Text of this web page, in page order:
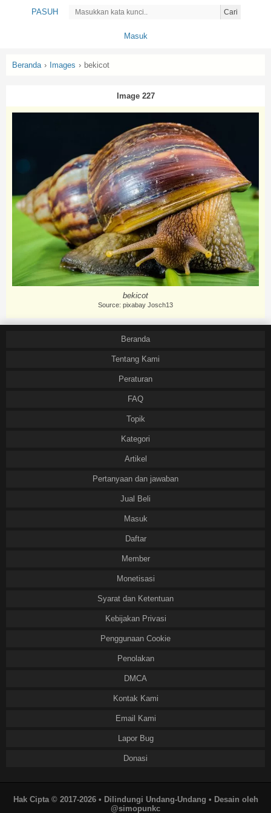
PASUH Cari
Masuk
Beranda › Images › bekicot
Image 227
bekicot
Source: pixabay Josch13
Beranda
Tentang Kami
Peraturan
FAQ
Topik
Kategori
Artikel
Pertanyaan dan jawaban
Jual Beli
Masuk
Daftar
Member
Monetisasi
Syarat dan Ketentuan
Kebijakan Privasi
Penggunaan Cookie
Penolakan
DMCA
Kontak Kami
Email Kami
Lapor Bug
Donasi
Hak Cipta © 2017-2026 • Dilindungi Undang-Undang • Desain oleh
@simopunkc